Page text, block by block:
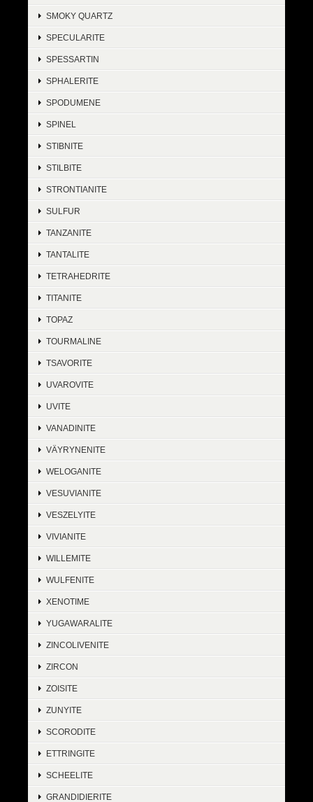
SMOKY QUARTZ
SPECULARITE
SPESSARTIN
SPHALERITE
SPODUMENE
SPINEL
STIBNITE
STILBITE
STRONTIANITE
SULFUR
TANZANITE
TANTALITE
TETRAHEDRITE
TITANITE
TOPAZ
TOURMALINE
TSAVORITE
UVAROVITE
UVITE
VANADINITE
VÄYRYNENITE
WELOGANITE
VESUVIANITE
VESZELYITE
VIVIANITE
WILLEMITE
WULFENITE
XENOTIME
YUGAWARALITE
ZINCOLIVENITE
ZIRCON
ZOISITE
ZUNYITE
SCORODITE
ETTRINGITE
SCHEELITE
GRANDIDIERITE